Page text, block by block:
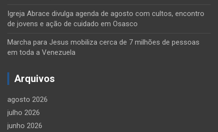
Igreja Abrace divulga agenda de agosto com cultos, encontro
de jovens e ação de cuidado em Osasco
Marcha para Jesus mobiliza cerca de 7 milhões de pessoas
em toda a Venezuela
Arquivos
agosto 2026
julho 2026
junho 2026